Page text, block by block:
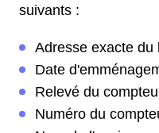
suivants :
Adresse exacte du
Date
Relevé du
Numéro du